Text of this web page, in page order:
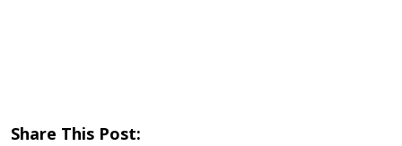
Share This Post: